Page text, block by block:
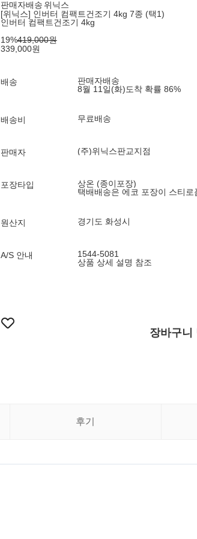
판매자배송 위닉스
[위닉스] 인버터 컴팩트건조기 4kg 7종 (택1)
인버터 컴팩트건조기 4kg
19%419,000원
339,000원
배송
판매자배송
8월 11일(화)도착 확률 86%
배송비 무료배송
판매자 (주)위닉스판교지점
포장타입
상온 (종이포장)
택배배송은 에코 포장이 스티로
원산지 경기도 화성시
A/S 안내
1544-5081
상품 상세 설명 참조
장바구니
후기